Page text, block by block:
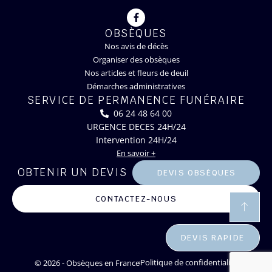
OBSÈQUES
Nos avis de décès
Organiser des obsèques
Nos articles et fleurs de deuil
Démarches administratives
SERVICE DE PERMANENCE FUNÉRAIRE
06 24 48 64 00
URGENCE DECES 24H/24
Intervention 24H/24
En savoir +
OBTENIR UN DEVIS DEVIS OBSÈQUES
DEVIS RAPIDE
CONTACTEZ-NOUS
© 2026 - Obsèques en FrancePolitique de confidentialité